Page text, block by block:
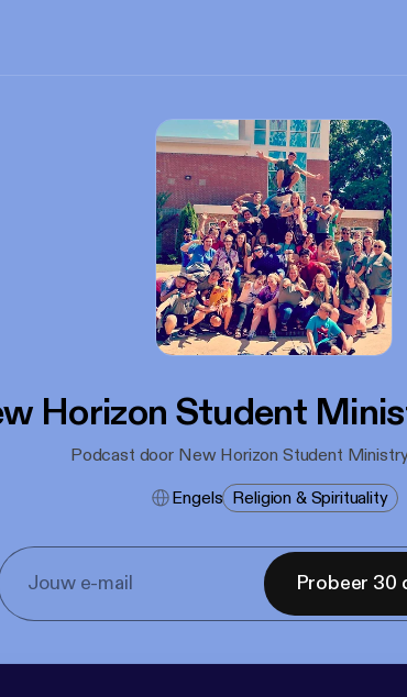
Horizon Student
Podcast door New Horizon Student
Engels Religion & Spirituality
Probeer 30